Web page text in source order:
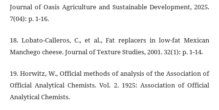
Journal of Oasis Agriculture and Sustainable Development, 2025.
7(04): p. 1-16.
18. Lobato‐Calleros, C., et al., Fat replacers in low‐fat Mexican
Manchego cheese. Journal of Texture Studies, 2001. 32(1): p. 1-14.
19. Horwitz, W., Official methods of analysis of the Association of
Official Analytical Chemists. Vol. 2. 1925: Association of Official
Analytical Chemists.